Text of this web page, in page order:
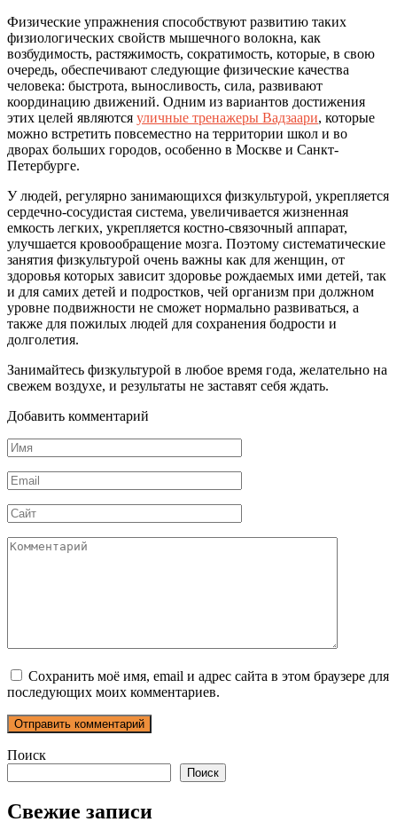
Физические упражнения способствуют развитию таких
физиологических свойств мышечного волокна, как
возбудимость, растяжимость, сократимость, которые, в свою
очередь, обеспечивают следующие физические качества
человека: быстрота, выносливость, сила, развивают
координацию движений. Одним из вариантов достижения
этих целей являются уличные тренажеры Вадзаари, которые
можно встретить повсеместно на территории школ и во
дворах больших городов, особенно в Москве и Санкт-
Петербурге.
У людей, регулярно занимающихся физкультурой, укрепляется
сердечно-сосудистая система, увеличивается жизненная
емкость легких, укрепляется костно-связочный аппарат,
улучшается кровообращение мозга. Поэтому систематические
занятия физкультурой очень важны как для женщин, от
здоровья которых зависит здоровье рождаемых ими детей, так
и для самих детей и подростков, чей организм при должном
уровне подвижности не сможет нормально развиваться, а
также для пожилых людей для сохранения бодрости и
долголетия.
Занимайтесь физкультурой в любое время года, желательно на
свежем воздухе, и результаты не заставят себя ждать.
Добавить комментарий
Имя
*
Email
*
Сайт
Комментарий
Сохранить моё имя, email и адрес сайта в этом браузере для
последующих моих комментариев.
Поиск
Поиск
Свежие записи